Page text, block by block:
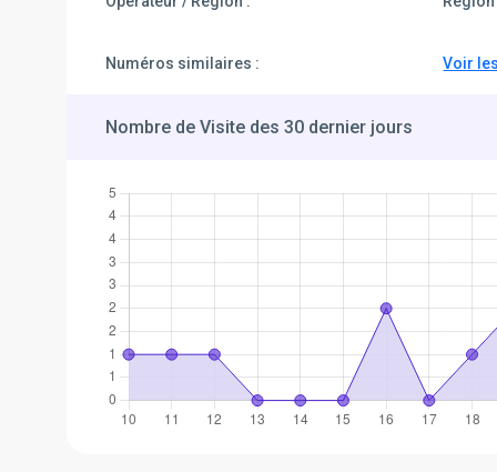
Numéros similaires : Voir
Nombre de Visite des 30 dernier jours